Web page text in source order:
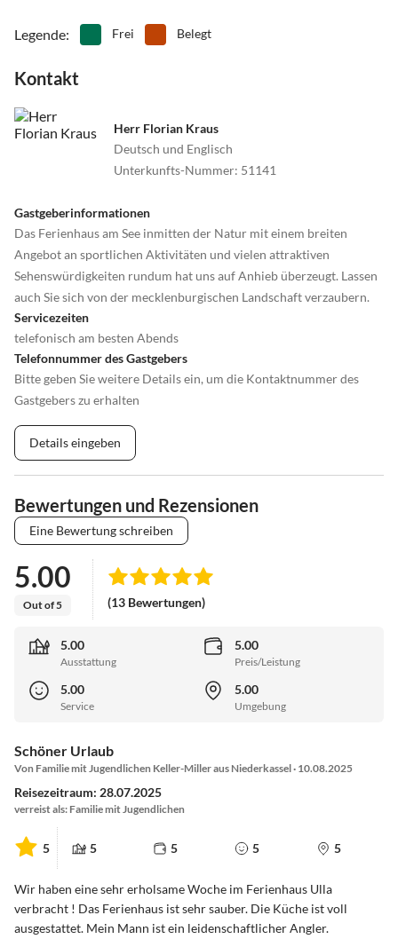
Legende: Frei Belegt
Kontakt
Herr Florian Kraus
Deutsch und Englisch
Unterkunfts-Nummer: 51141
Gastgeberinformationen
Das Ferienhaus am See inmitten der Natur mit einem breiten
Angebot an sportlichen Aktivitäten und vielen attraktiven
Sehenswürdigkeiten rundum hat uns auf Anhieb überzeugt. Lassen
auch Sie sich von der mecklenburgischen Landschaft verzaubern.
Servicezeiten
telefonisch am besten Abends
Telefonnummer des Gastgebers
Bitte geben Sie weitere Details ein, um die Kontaktnummer des
Gastgebers zu erhalten
Details eingeben
Bewertungen und Rezensionen
Eine Bewertung schreiben
5.00
Out of 5 (13 Bewertungen)
5.00
Ausstattung
5.00
Preis/Leistung
5.00
Service
5.00
Umgebung
Schöner Urlaub
Von Familie mit Jugendlichen Keller-Miller aus Niederkassel · 10.08.2025
Reisezeitraum: 28.07.2025
verreist als: Familie mit Jugendlichen
5 5 5 5 5
Wir haben eine sehr erholsame Woche im Ferienhaus Ulla
verbracht ! Das Ferienhaus ist sehr sauber. Die Küche ist voll
ausgestattet. Mein Mann ist ein leidenschaftlicher Angler.